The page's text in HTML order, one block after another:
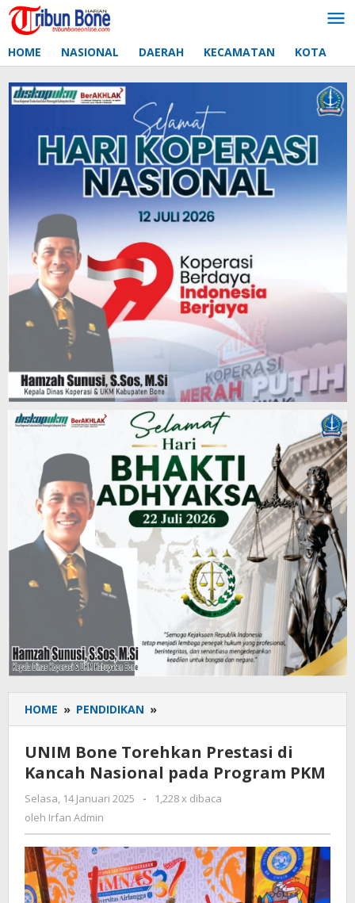
Lewati
ke
HOME NASIONAL DAERAH KECAMATAN KOTA
HOME » PENDIDIKAN »
Bone
Torehkan
Prestasi
di
Kancah
PKM
UNIM Bone Torehkan Prestasi di
Kancah Nasional pada Program PKM
Selasa, 14 Januari 2025
oleh
-
1,228 x dibaca
oleh Irfan Admin